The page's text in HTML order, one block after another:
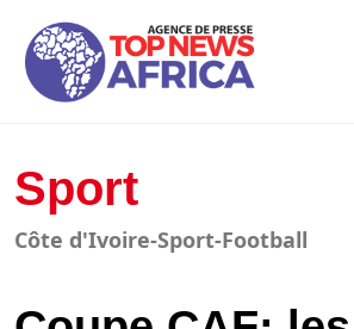
Sport
Côte d'Ivoire-Sport-Football